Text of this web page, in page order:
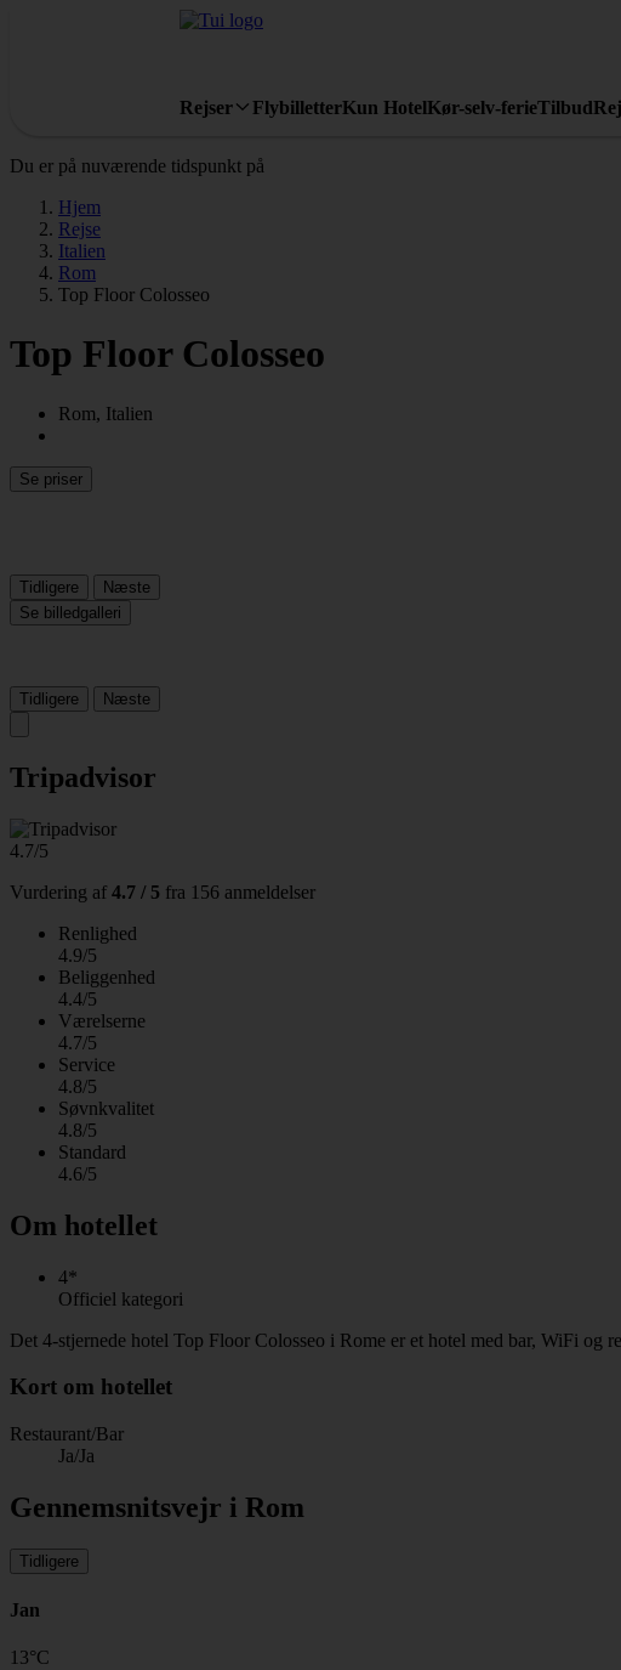
Rejser FlybilletterKun HotelKør-selv-ferieTilbud
Du er på nuværende tidspunkt på
Hjem
Rejse
Italien
Rom
Top Floor Colosseo
Top Floor Colosseo
Rom, Italien
Se priser
Tidligere
Næste
Se billedgalleri
Tidligere Næste
Tripadvisor
4.7/5
Vurdering af 4.7 / 5 fra 156 anmeldelser
Renlighed
4.9/5
Beliggenhed
4.4/5
Værelserne
4.7/5
Service
4.8/5
Søvnkvalitet
4.8/5
Standard
4.6/5
Om hotellet
4*
Officiel kategori
Det 4-stjernede hotel Top Floor Colosseo i Rome er et hotel med bar, WiFi og
Kort om hotellet
Restaurant/Bar
Ja/Ja
Gennemsnitsvejr i Rom
Tidligere
Jan
13°C